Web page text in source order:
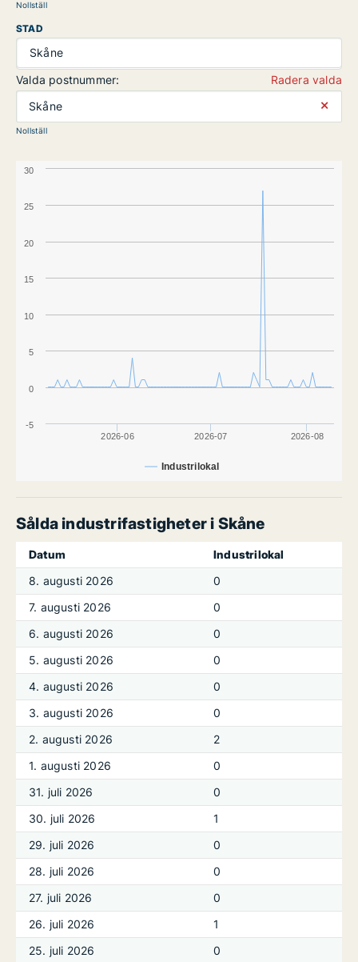
Nollställ
STAD
Skåne
Valda postnummer:
Radera valda
Skåne
⨯
Nollställ
Industrilokal
2026-06 2026-07 2026-08
-5
0
5
10
15
20
25
30
Sålda industrifastigheter i Skåne
Datum
Industrilokal
8. augusti 2026
0
7. augusti 2026
0
6. augusti 2026
0
5. augusti 2026
0
4. augusti 2026
0
3. augusti 2026
0
2. augusti 2026
2
1. augusti 2026
0
31. juli 2026
0
30. juli 2026
1
29. juli 2026
0
28. juli 2026
0
27. juli 2026
0
26. juli 2026
1
25. juli 2026
0